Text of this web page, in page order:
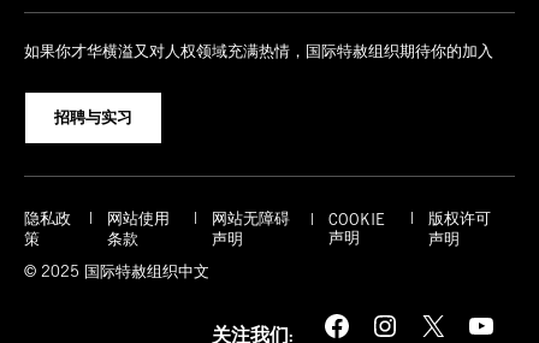
如果你才华横溢又对人权领域充满热情，国际特赦组织期待你的加入
招聘与实习
隐私政
策
网站使用
条款
网站无障碍
声明
COOKIE
声明
版权许可
声明
© 2025 国际特赦组织中文
关注我们: Facebook Instagram X YouTube